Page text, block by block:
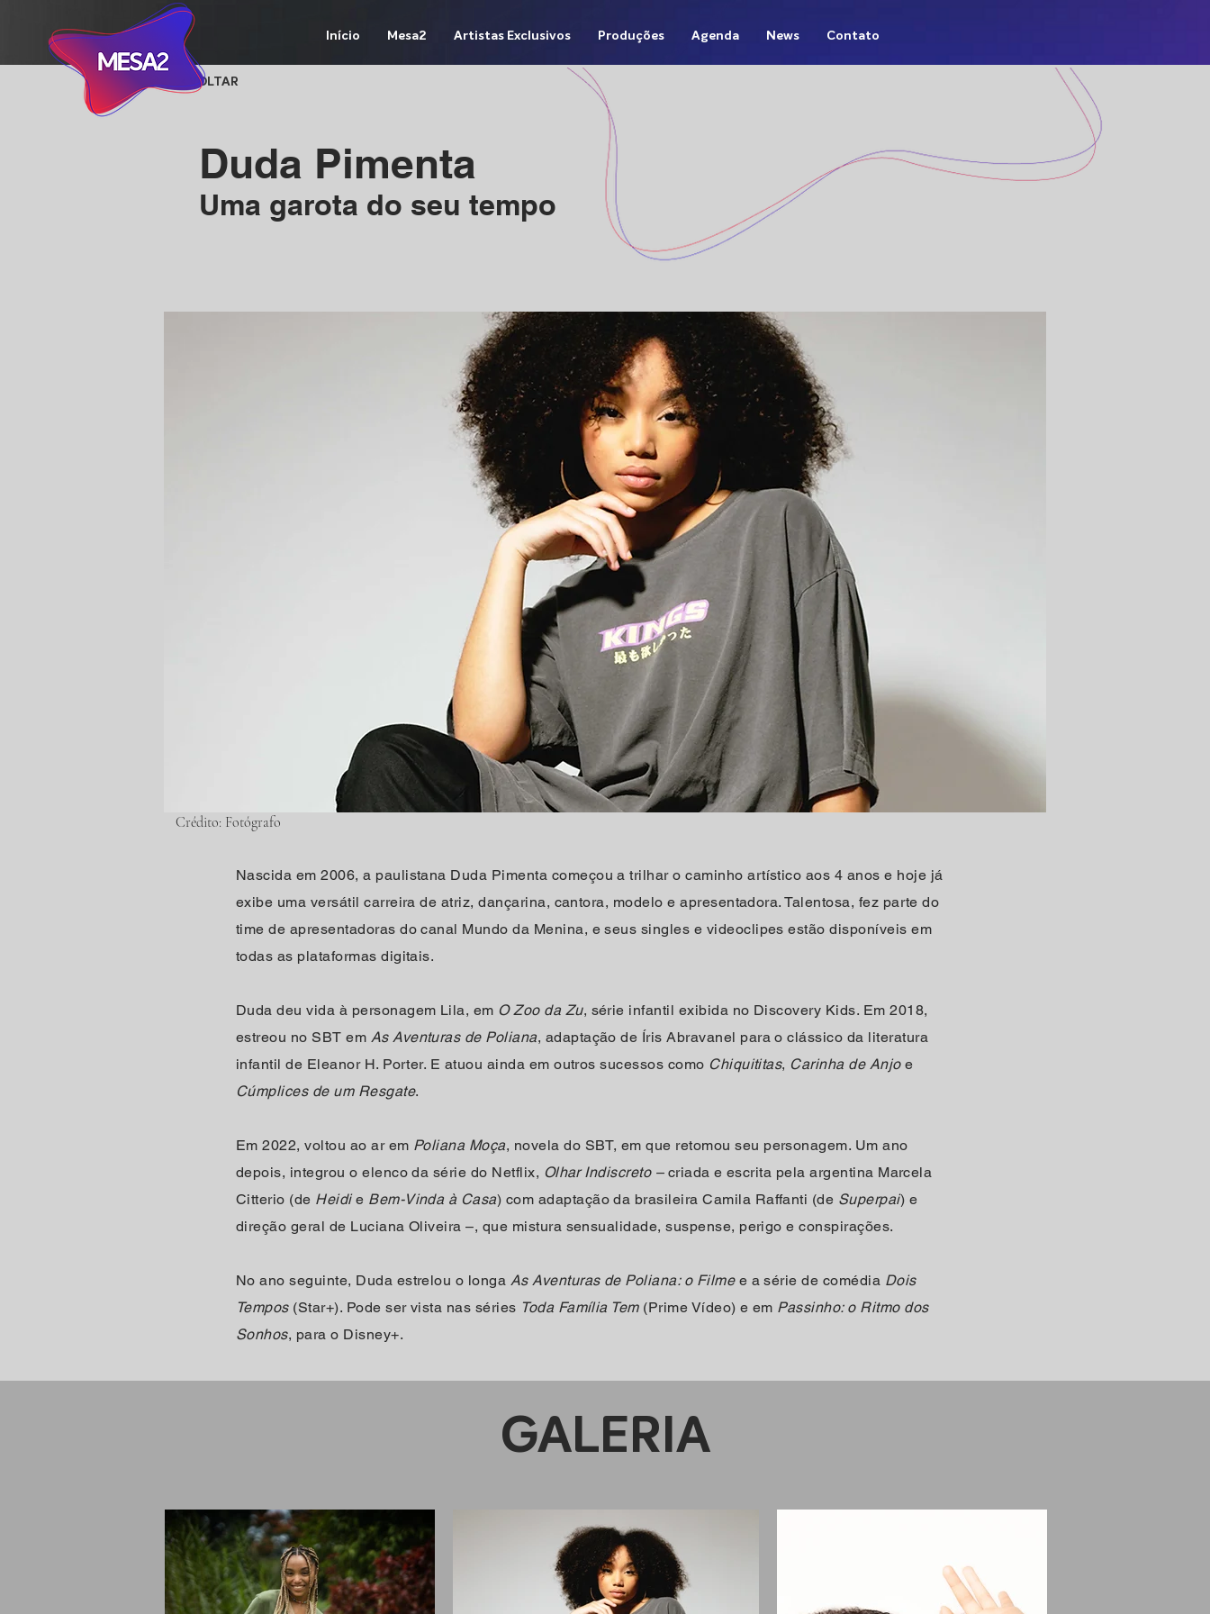
Início Mesa2 Artistas Exclusivos Produções Agenda News Contato
< VOLTAR
Duda Pimenta
Uma garota do seu tempo
Crédito: Fotógrafo
Nascida em 2006, a paulistana Duda Pimenta começou a trilhar o caminho artístico aos 4 anos e hoje já
exibe uma versátil carreira de atriz, dançarina, cantora, modelo e apresentadora. Talentosa, fez parte do
time de apresentadoras do canal Mundo da Menina, e seus singles e videoclipes estão disponíveis em
todas as plataformas digitais.
Duda deu vida à personagem Lila, em O Zoo da Zu, série infantil exibida no Discovery Kids. Em 2018,
estreou no SBT em As Aventuras de Poliana, adaptação de Íris Abravanel para o clássico da literatura
infantil de Eleanor H. Porter. E atuou ainda em outros sucessos como Chiquititas, Carinha de Anjoe
Cúmplices de um Resgate.
Em 2022, voltou ao ar em Poliana Moça, novela do SBT, em que retomou seu personagem. Um ano
depois, integrou o elenco da série do Netflix, Olhar Indiscreto – criada e escrita pela argentina Marcela
Citterio (de Heidie Bem-Vinda à Casa) com adaptação da brasileira Camila Raffanti (de Superpai) e
direção geral de Luciana Oliveira –, que mistura sensualidade, suspense, perigo e conspirações.
No ano seguinte, Duda estrelou o longa As Aventuras de Poliana: o Filme e a série de comédia Dois
Tempos(Star+). Pode ser vista nas séries Toda Família Tem(Prime Vídeo) e em Passinho: o Ritmo dos
Sonhos, para o Disney+.
GALERIA